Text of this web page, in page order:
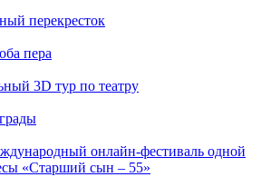
перекресток
пера
3D тур по театру
онлайн-фестиваль одной
«Старший сын – 55»